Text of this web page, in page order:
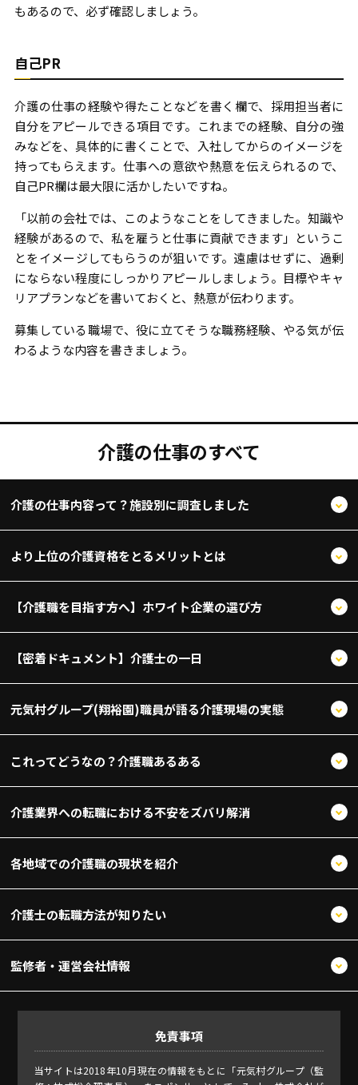
もあるので、必ず確認しましょう。
自己PR
介護の仕事の経験や得たことなどを書く欄で、採用担当者に
自分をアピールできる項目です。これまでの経験、自分の強
みなどを、具体的に書くことで、入社してからのイメージを
持ってもらえます。仕事への意欲や熱意を伝えられるので、
自己PR欄は最大限に活かしたいですね。
「以前の会社では、このようなことをしてきました。知識や
経験があるので、私を雇うと仕事に貢献できます」というこ
とをイメージしてもらうのが狙いです。遠慮はせずに、過剰
にならない程度にしっかりアピールしましょう。目標やキャ
リアプランなどを書いておくと、熱意が伝わります。
募集している職場で、役に立てそうな職務経験、やる気が伝
わるような内容を書きましょう。
介護の仕事のすべて
介護の仕事内容って？施設別に調査しました
より上位の介護資格をとるメリットとは
【介護職を目指す方へ】ホワイト企業の選び方
【密着ドキュメント】介護士の一日
元気村グループ(翔裕園)職員が語る介護現場の実態
これってどうなの？介護職あるある
介護業界への転職における不安をズバリ解消
各地域での介護職の現状を紹介
介護士の転職方法が知りたい
監修者・運営会社情報
免責事項
当サイトは2018年10月現在の情報をもとに「元気村グループ（監